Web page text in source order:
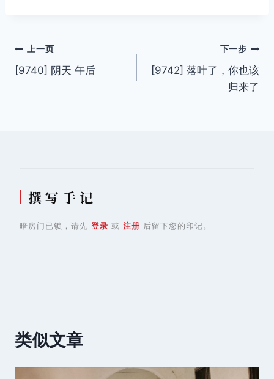
文
章
上一页
[9740] 阴天 午后
下一步
[9742] 落叶了，你也该
归来了
撰 写 手 记
暗房门已锁，请先 登录 或 注册 后留下您的印记。
类似文章